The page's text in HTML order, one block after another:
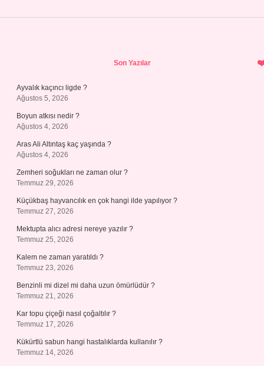
Son Yazılar
Ayvalık kaçıncı ligde ?
Ağustos 5, 2026
Boyun atkısı nedir ?
Ağustos 4, 2026
Aras Ali Altıntaş kaç yaşında ?
Ağustos 4, 2026
Zemheri soğukları ne zaman olur ?
Temmuz 29, 2026
Küçükbaş hayvancılık en çok hangi ilde yapılıyor ?
Temmuz 27, 2026
Mektupta alıcı adresi nereye yazılır ?
Temmuz 25, 2026
Kalem ne zaman yaratıldı ?
Temmuz 23, 2026
Benzinli mi dizel mi daha uzun ömürlüdür ?
Temmuz 21, 2026
Kar topu çiçeği nasıl çoğaltılır ?
Temmuz 17, 2026
Kükürtlü sabun hangi hastalıklarda kullanılır ?
Temmuz 14, 2026